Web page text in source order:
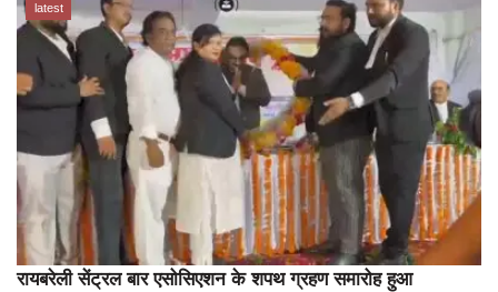
latest
रायबरेली सेंट्रल बार एसोसिएशन के शपथ ग्रहण समारोह हुआ